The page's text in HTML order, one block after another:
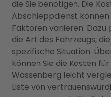
die Sie benötigen. Die
Abschleppdienst
Faktoren variieren. Dazu
die Art des Fahrzeugs,
spezifische Situation.
können Sie die Kosten
Wassenberg leicht
Liste von